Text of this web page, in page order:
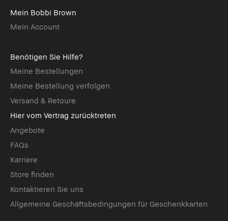
Mein Bobbi Brown
Mein Account
Benötigen Sie Hilfe?
Meine Bestellungen
Meine Bestellung verfolgen
Versand & Retoure
Hier vom Vertrag zurücktreten
Angebote
FAQs
Karriere
Store finden
Kontaktieren Sie uns
Allgemeine Geschäftsbedingungen für Geschenkkarten